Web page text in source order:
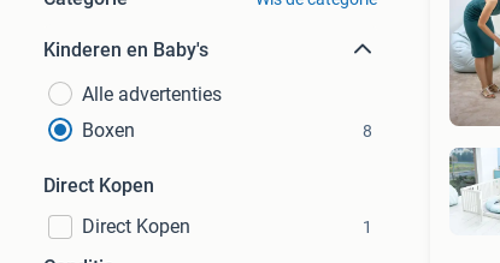
Kinderen en Baby's
Alle advertenties
Boxen
8
Direct Kopen
Direct Kopen
1